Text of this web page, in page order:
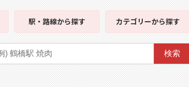
駅・路線から探す カテゴリーから探す
検索